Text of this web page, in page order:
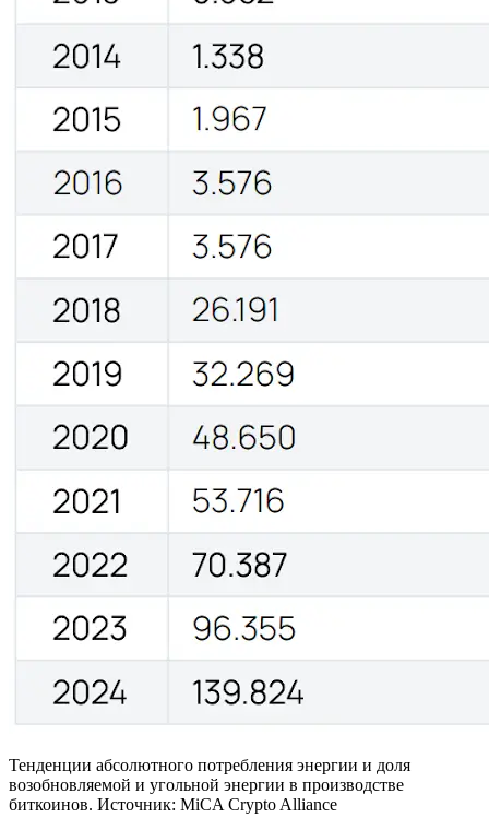
Тенденции абсолютного потребления энергии и доля
возобновляемой и угольной энергии в производстве
биткоинов. Источник: MiCA Crypto Alliance